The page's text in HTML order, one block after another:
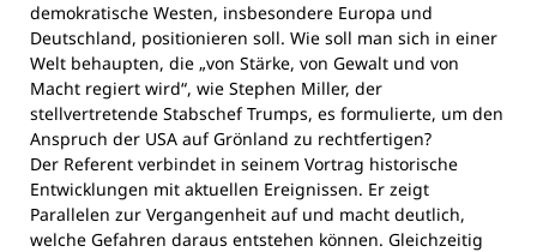
demokratische Westen, insbesondere Europa und
Deutschland, positionieren soll. Wie soll man sich in einer
Welt behaupten, die „von Stärke, von Gewalt und von
Macht regiert wird“, wie Stephen Miller, der
stellvertretende Stabschef Trumps, es formulierte, um den
Anspruch der USA auf Grönland zu rechtfertigen?
Der Referent verbindet in seinem Vortrag historische
Entwicklungen mit aktuellen Ereignissen. Er zeigt
Parallelen zur Vergangenheit auf und macht deutlich,
welche Gefahren daraus entstehen können. Gleichzeitig